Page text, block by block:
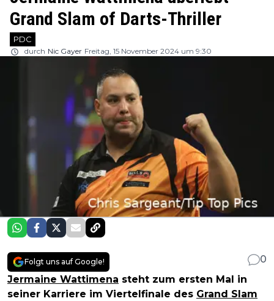
Grand Slam of Darts-Thriller
PDC
durch Nic Gayer Freitag, 15 November 2024 um 9:30
Folgt uns auf Google!
0
Jermaine Wattimena steht zum ersten Mal in
seiner Karriere im Viertelfinale des Grand Slam